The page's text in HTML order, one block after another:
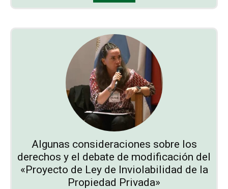
Algunas consideraciones sobre los
derechos y el debate de modificación del
«Proyecto de Ley de Inviolabilidad de la
Propiedad Privada»